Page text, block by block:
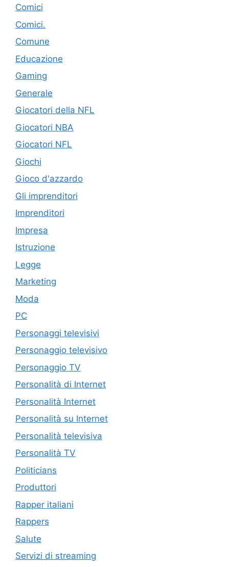
Comici
Comici.
Comune
Educazione
Gaming
Generale
Giocatori della NFL
Giocatori NBA
Giocatori NFL
Giochi
Gioco d'azzardo
Gli imprenditori
Imprenditori
Impresa
Istruzione
Legge
Marketing
Moda
PC
Personaggi televisivi
Personaggio televisivo
Personaggio TV
Personalità di Internet
Personalità Internet
Personalità su Internet
Personalità televisiva
Personalità TV
Politicians
Produttori
Rapper italiani
Rappers
Salute
Servizi di streaming